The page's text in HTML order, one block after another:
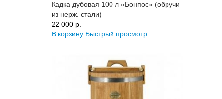
Кадка дубовая 100 л «Бонпос» (обручи
из нерж. стали)
22 000 p.
В корзину Быстрый просмотр